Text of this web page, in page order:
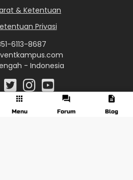
& Ketentuan
Privasi
6113-8687
- Indonesia
Menu Forum Blog